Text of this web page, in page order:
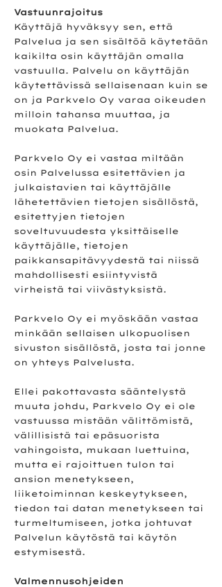
Vastuunrajoitus
Käyttäjä hyväksyy sen, että
Palvelua ja sen sisältöä käytetään
kaikilta osin käyttäjän omalla
vastuulla. Palvelu on käyttäjän
käytettävissä sellaisenaan kuin se
on ja Parkvelo Oy varaa oikeuden
milloin tahansa muuttaa, ja
muokata Palvelua.
Parkvelo Oy ei vastaa miltään
osin Palvelussa esitettävien ja
julkaistavien tai käyttäjälle
lähetettävien tietojen sisällöstä,
esitettyjen tietojen
soveltuvuudesta yksittäiselle
käyttäjälle, tietojen
paikkansapitävyydestä tai niissä
mahdollisesti esiintyvistä
virheistä tai viivästyksistä.
Parkvelo Oy ei myöskään vastaa
minkään sellaisen ulkopuolisen
sivuston sisällöstä, josta tai jonne
on yhteys Palvelusta.
Ellei pakottavasta sääntelystä
muuta johdu, Parkvelo Oy ei ole
vastuussa mistään välittömistä,
välillisistä tai epäsuorista
vahingoista, mukaan luettuina,
mutta ei rajoittuen tulon tai
ansion menetykseen,
liiketoiminnan keskeytykseen,
tiedon tai datan menetykseen tai
turmeltumiseen, jotka johtuvat
Palvelun käytöstä tai käytön
estymisestä.
Valmennusohjeiden